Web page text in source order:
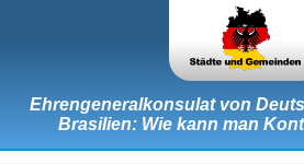
Ehrengeneralkonsulat von
Brasilien: Wie kann man